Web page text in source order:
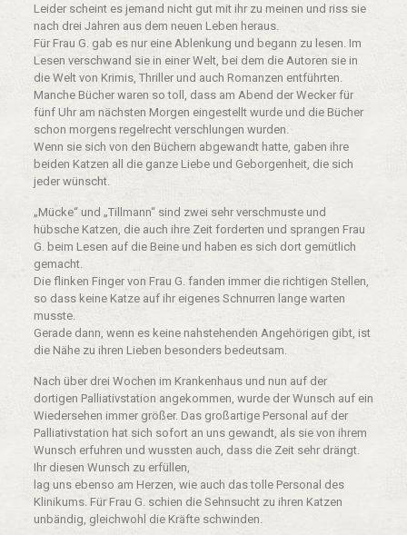
Leider scheint es jemand nicht gut mit ihr zu meinen und riss sie
nach drei Jahren aus dem neuen Leben heraus.
Für Frau G. gab es nur eine Ablenkung und begann zu lesen. Im
Lesen verschwand sie in einer Welt, bei dem die Autoren sie in
die Welt von Krimis, Thriller und auch Romanzen entführten.
Manche Bücher waren so toll, dass am Abend der Wecker für
fünf Uhr am nächsten Morgen eingestellt wurde und die Bücher
schon morgens regelrecht verschlungen wurden.
Wenn sie sich von den Büchern abgewandt hatte, gaben ihre
beiden Katzen all die ganze Liebe und Geborgenheit, die sich
jeder wünscht.
„Mücke“ und „Tillmann“ sind zwei sehr verschmuste und
hübsche Katzen, die auch ihre Zeit forderten und sprangen Frau
G. beim Lesen auf die Beine und haben es sich dort gemütlich
gemacht.
Die flinken Finger von Frau G. fanden immer die richtigen Stellen,
so dass keine Katze auf ihr eigenes Schnurren lange warten
musste.
Gerade dann, wenn es keine nahstehenden Angehörigen gibt, ist
die Nähe zu ihren Lieben besonders bedeutsam.
Nach über drei Wochen im Krankenhaus und nun auf der
dortigen Palliativstation angekommen, wurde der Wunsch auf ein
Wiedersehen immer größer. Das großartige Personal auf der
Palliativstation hat sich sofort an uns gewandt, als sie von ihrem
Wunsch erfuhren und wussten auch, dass die Zeit sehr drängt.
Ihr diesen Wunsch zu erfüllen,
lag uns ebenso am Herzen, wie auch das tolle Personal des
Klinikums. Für Frau G. schien die Sehnsucht zu ihren Katzen
unbändig, gleichwohl die Kräfte schwinden.